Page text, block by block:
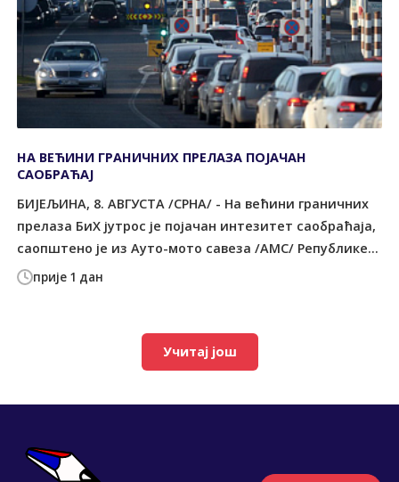
прије 1 дан
НА ВЕЋИНИ ГРАНИЧНИХ ПРЕЛАЗА ПОЈАЧАН
САОБРАЋАЈ
БИЈЕЉИНА, 8. АВГУСТА /СРНА/ - На већини граничних
прелаза БиХ јутрос је појачан интезитет саобраћаја,
саопштено је из Ауто-мото савеза /АМС/ Републике...
Учитај још